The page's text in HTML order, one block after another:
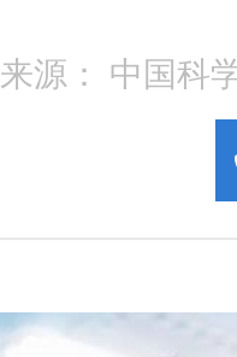
来源： 中国科